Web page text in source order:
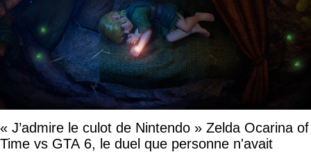
« J’admire le culot de Nintendo » Zelda Ocarina of
Time vs GTA 6, le duel que personne n'avait